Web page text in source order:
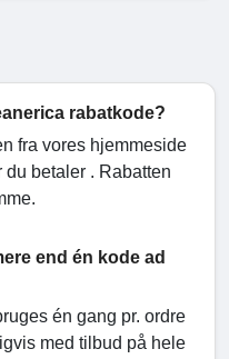
rabatkode?
fra vores hjemmeside
betaler . Rabatten
end én kode ad
én gang pr. ordre
med tilbud på hele